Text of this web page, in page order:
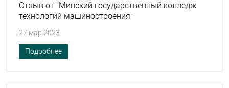
Отзыв от "Минский государственный колледж
технологий машиностроения"
27.мар.2023
Подробнее